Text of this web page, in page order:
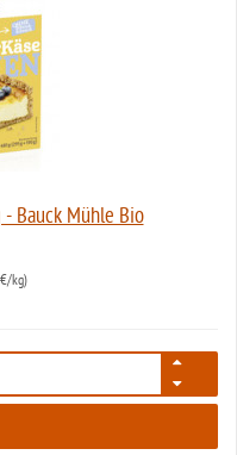
- Bauck Mühle Bio
kg)
2581